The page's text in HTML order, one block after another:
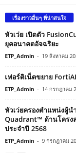
เรื่องราวอื่นๆ ที่น่าสนใจ
หัวเว่ย เปิดตัว
ยุคอนาคตอัจฉริยะ
ETP_Admin - 19 สิงหาคม
เฟอร์ติเน็ตขยาย
ETP_Admin - 14 กรกฎาคม
หัวเว่ยครองตำแหน่งผู้
Quadrant™ ด้านโครง
ประจำปี 2568
ETP_Admin - 9 กรกฎาคม